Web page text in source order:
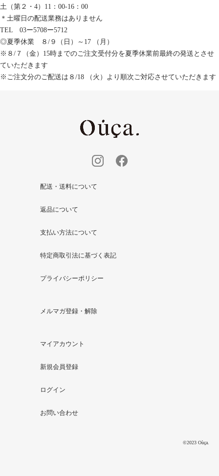
土（第２・4）11：00-16：00
＊土曜日の配送業務はありません
TEL 03ー5708ー5712
◎夏季休業 ８/９（日）～17 （月）
※８/７（金）15時までのご注文受付分を夏季休業前最終の発送とさせ
ていただきます
※ご注文分のご配送は８/18 （火）より順次ご対応させていただきます
配送・送料について
返品について
支払い方法について
特定商取引法に基づく表記
プライバシーポリシー
メルマガ登録・解除
マイアカウント
新規会員登録
ログイン
お問い合わせ
©2023 Oùça.